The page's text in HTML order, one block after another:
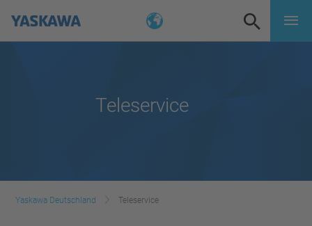
Teleservice
Yaskawa Deutschland Teleservice